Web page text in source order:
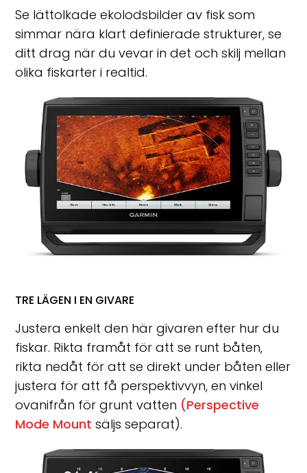
Se lättolkade ekolodsbilder av fisk som
simmar nära klart definierade strukturer, se
ditt drag när du vevar in det och skilj mellan
olika fiskarter i realtid.
TRE LÄGEN I EN GIVARE
Justera enkelt den här givaren efter hur du
fiskar. Rikta framåt för att se runt båten,
rikta nedåt för att se direkt under båten eller
justera för att få perspektivvyn, en vinkel
ovanifrån för grunt vatten (Perspective
Mode Mount säljs separat).